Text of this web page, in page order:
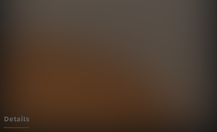
o
Details